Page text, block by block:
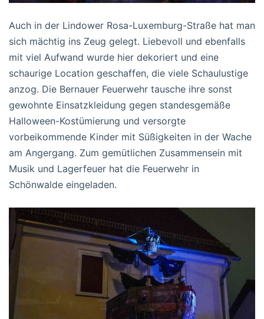
Auch in der Lindower Rosa-Luxemburg-Straße hat man
sich mächtig ins Zeug gelegt. Liebevoll und ebenfalls
mit viel Aufwand wurde hier dekoriert und eine
schaurige Location geschaffen, die viele Schaulustige
anzog. Die Bernauer Feuerwehr tausche ihre sonst
gewohnte Einsatzkleidung gegen standesgemäße
Halloween-Kostümierung und versorgte
vorbeikommende Kinder mit Süßigkeiten in der Wache
am Angergang. Zum gemütlichen Zusammensein mit
Musik und Lagerfeuer hat die Feuerwehr in
Schönwalde eingeladen.